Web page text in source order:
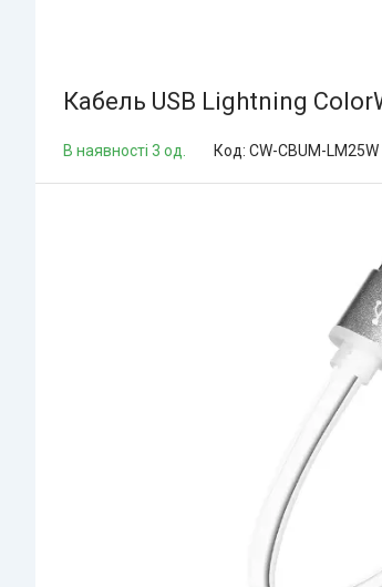
Кабель USB Lightning
В наявності 3 од. Код: CW-CBUM-LM25W